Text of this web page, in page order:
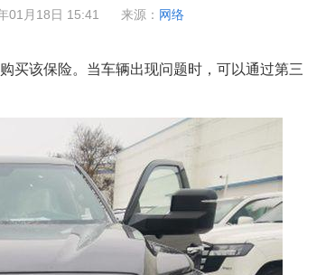
01月18日 15:41 来源： 网络
买该保险。当车辆出现问题时，可以通过第三